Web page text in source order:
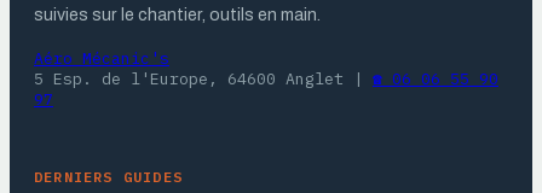
suivies sur le chantier, outils en main.
Aéro Mécanic's
5 Esp. de l'Europe, 64600 Anglet | ☎ 06 06 55 90
97
DERNIERS GUIDES